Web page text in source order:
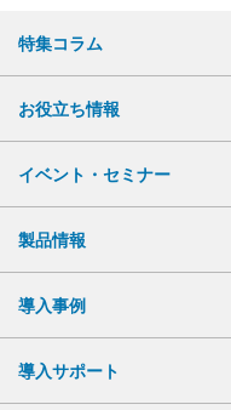
特集コラム
お役立ち情報
イベント・セミナー
製品情報
導入事例
導入サポート